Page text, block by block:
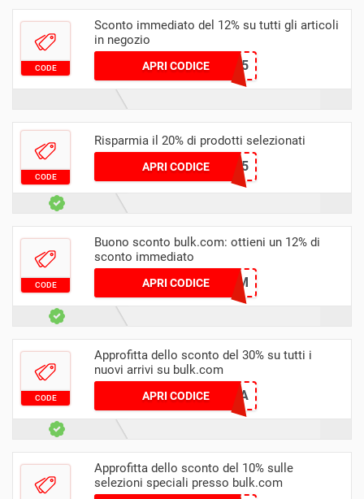
CODE
Sconto immediato del 12% su tutti gli articoli
in negozio
APRI CODICEINES45
CODE
Risparmia il 20% di prodotti selezionati
APRI CODICE
RECHARGE15
CODE
Buono sconto bulk.com: ottieni un 12% di
sconto immediato
APRI CODICE ELIAM
CODE
Approfitta dello sconto del 30% su tutti i
nuovi arrivi su bulk.com
APRI CODICE GIADA
Approfitta dello sconto del 10% sulle
selezioni speciali presso bulk.com